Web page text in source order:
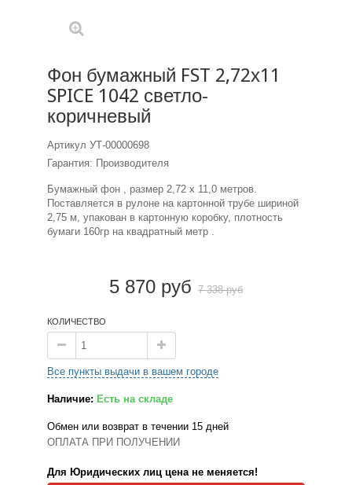
Фон бумажный FST 2,72х11
SPICE 1042 светло-
коричневый
Артикул УТ-00000698
Гарантия: Производителя
Бумажный фон , размер 2,72 х 11,0 метров.
Поставляется в рулоне на картонной трубе шириной
2,75 м, упакован в картонную коробку, плотность
бумаги 160гр на квадратный метр .
5 870 руб 7 338 руб
КОЛИЧЕСТВО
Все пункты выдачи в вашем городе
Наличие: Есть на складе
Обмен или возврат в течении 15 дней
ОПЛАТА ПРИ ПОЛУЧЕНИИ
Для Юридических лиц цена не меняется!